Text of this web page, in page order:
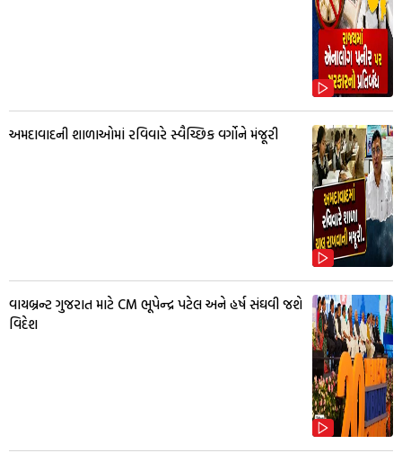
અમદાવાદની શાળાઓમાં રવિવારે સ્વૈચ્છિક વર્ગોને મંજૂરી
વાયબ્રન્ટ ગુજરાત માટે CM ભૂપેન્દ્ર પટેલ અને હર્ષ સંઘવી જશે
વિદેશ